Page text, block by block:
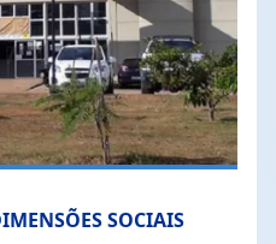
SOCIAIS